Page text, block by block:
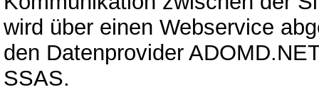
wird über einen Webservice
den Datenprovider
SSAS.